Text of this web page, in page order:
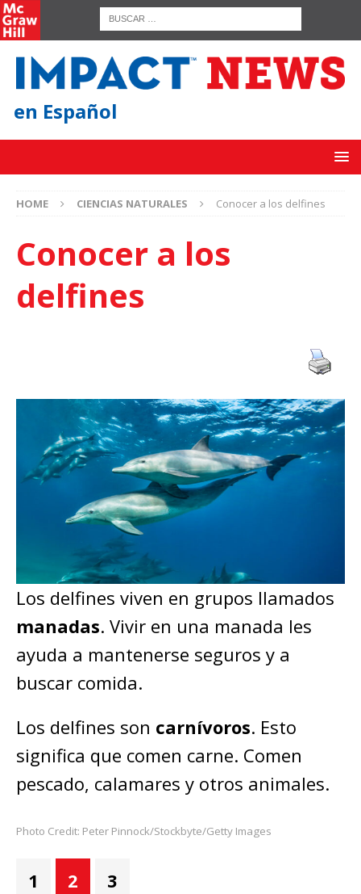
en Español
HOME CIENCIAS NATURALES Conocer a los delfines
Conocer a los
delfines
Los delfines viven en grupos llamados
manadas. Vivir en una manada les
ayuda a mantenerse seguros y a
buscar comida.
Los delfines son carnívoros. Esto
significa que comen carne. Comen
pescado, calamares y otros animales.
Photo Credit: Peter Pinnock/Stockbyte/Getty Images
1 2 3